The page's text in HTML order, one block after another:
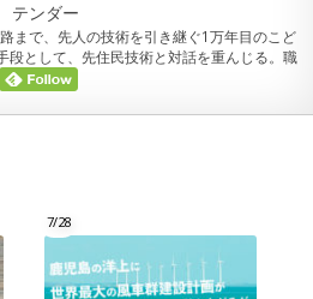
テンダー
まで、先人の技術を引き継ぐ1万年目のこど
段として、先住民技術と対話を重んじる。職
7/28